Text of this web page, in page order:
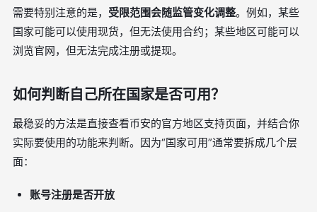
需要特别注意的是， 受限范围会随监管变化调整。例如，某些
国家可能可以使用现货，但无法使用合约；某些地区可能可以
浏览官网，但无法完成注册或提现。
如何判断自己所在国家是否可用？
最稳妥的方法是直接查看币安的官方地区支持页面，并结合你
实际要使用的功能来判断。因为“国家可用”通常要拆成几个层
面：
账号注册是否开放